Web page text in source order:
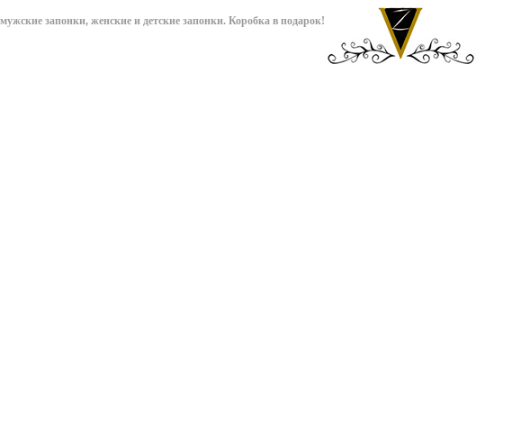
запонки, женские и детские запонки. Коробка в подарок!